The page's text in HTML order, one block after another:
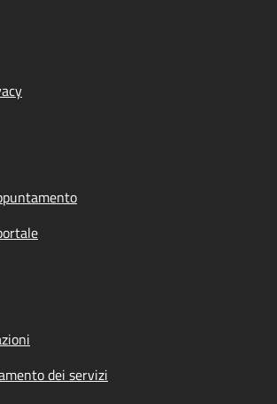
dei servizi